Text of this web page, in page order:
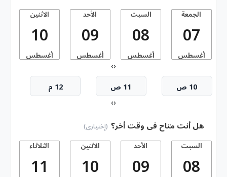
الجمعة
07
أغسطس
السبت
08
أغسطس
الأحد
09
أغسطس
الاثنين
10
أغسطس
‹
›
10 ص 11 ص 12 م
‹
›
هل أنت متاح فى وقت أخر؟ (إختيارى)
السبت
08
الأحد
09
الاثنين
10
الثلاثاء
11